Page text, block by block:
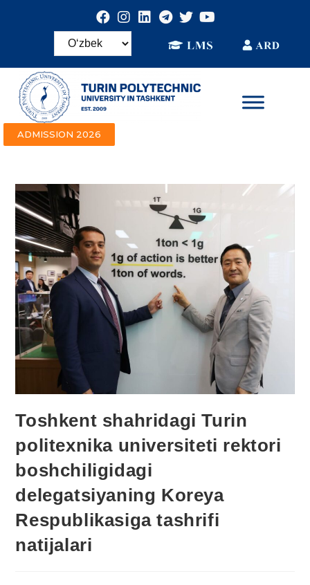
ADMISSION 2026
Toshkent shahridagi Turin
politexnika universiteti rektori
boshchiligidagi
delegatsiyaning Koreya
Respublikasiga tashrifi
natijalari